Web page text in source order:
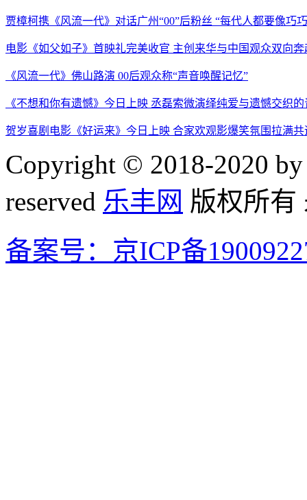
贾樟柯携《风流一代》对话广州“00”后粉丝 “每代人都要像巧
电影《如父如子》首映礼完美收官 主创来华与中国观众双向奔
《风流一代》佛山路演 00后观众称“声音唤醒记忆”
《不想和你有遗憾》今日上映 丞磊索微演绎纯爱与遗憾交织
贺岁喜剧电影《好运来》今日上映 合家欢观影爆笑氛围拉满
Copyright © 2018-2020
reserved 乐丰网 版权所有
备案号：京ICP备